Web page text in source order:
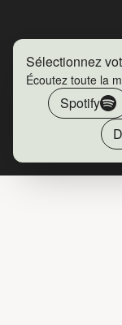
Sélectionnez
Écoutez toute la
Spotify